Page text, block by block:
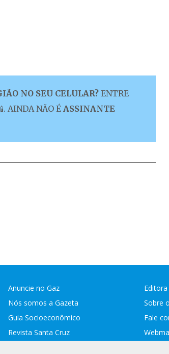
NO SEU CELULAR? ENTRE
AINDA NÃO É ASSINANTE
Anuncie no Gaz
Nós somos a Gazeta
Guia Socioeconômico
Revista Santa Cruz
Sobre
Fale